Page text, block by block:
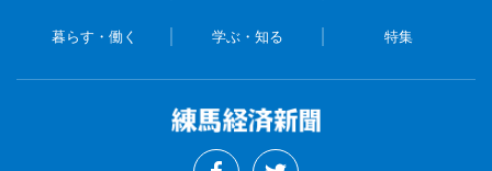
暮らす・働く 学ぶ・知る 特集